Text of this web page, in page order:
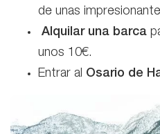
de unas
Alquilar una barca
unos 10€.
Entrar al Osario de